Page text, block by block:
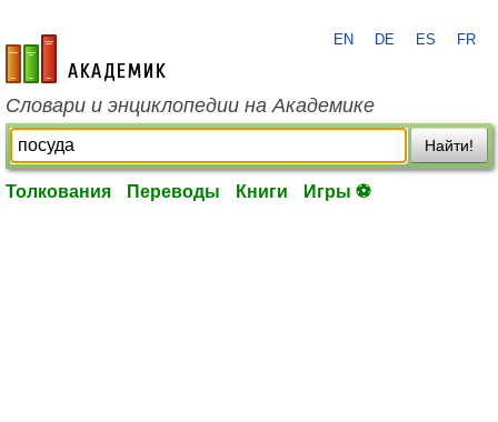
academic.ru
EN DE ES FR
Словари и энциклопедии на Академике
Найти!
Толкования Переводы Книги Игры ⚽